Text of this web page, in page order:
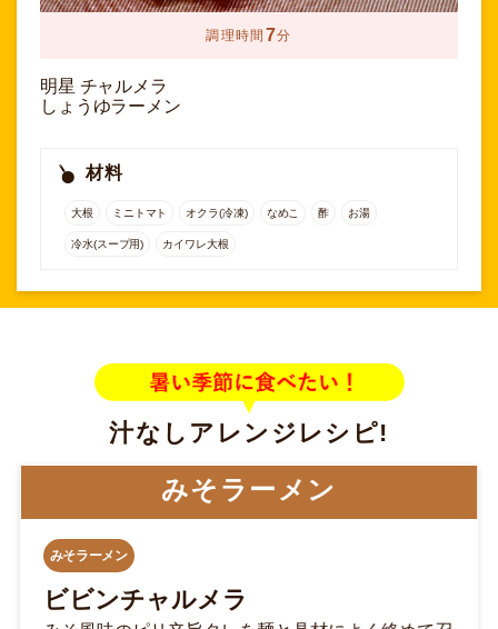
調理時間 7分
明星 チャルメラ
しょうゆラーメン
材料
大根 ミニトマト オクラ(冷凍) なめこ 酢 お湯
冷水(スープ用) カイワレ大根
汁なしアレンジレシピ!
豚骨
豚骨
定番バリカタ豚骨焼きラーメン